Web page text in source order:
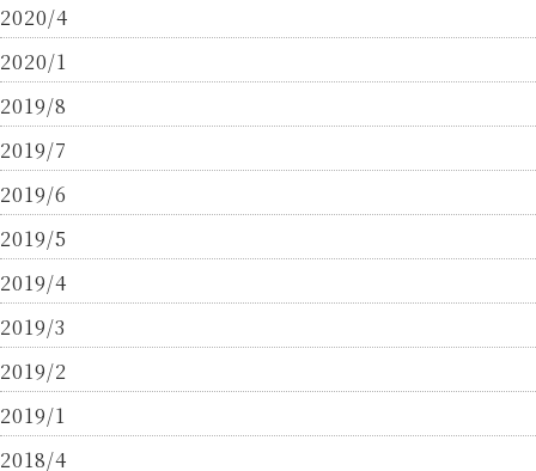
2020/4
2020/1
2019/8
2019/7
2019/6
2019/5
2019/4
2019/3
2019/2
2019/1
2018/4